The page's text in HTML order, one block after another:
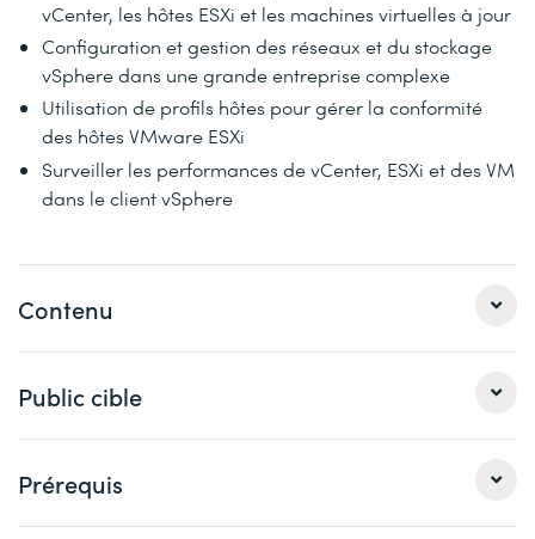
vCenter, les hôtes ESXi et les machines virtuelles à jour
Configuration et gestion des réseaux et du stockage
vSphere dans une grande entreprise complexe
Utilisation de profils hôtes pour gérer la conformité
des hôtes VMware ESXi
Surveiller les performances de vCenter, ESXi et des VM
dans le client vSphere
Contenu
1 Course Introduction
Introductions and course logistics
Course objectives
2 vSphere and Virtualization Overview
Public cible
débutant avec vSphere ainsi qu'aux personnes qui
Prérequis